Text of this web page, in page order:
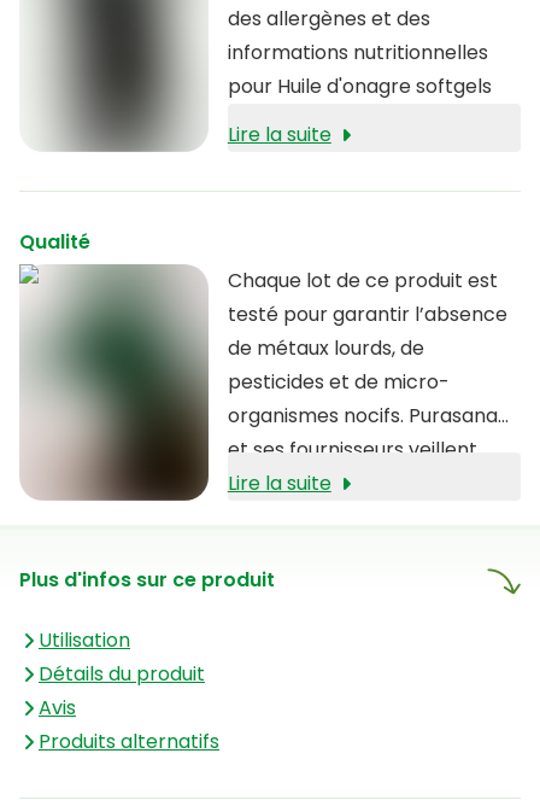
des allergènes et des
informations nutritionnelles
pour Huile d'onagre softgels
Lire la suite
Qualité
Chaque lot de ce produit est
testé pour garantir l’absence
de métaux lourds, de
pesticides et de micro-
organismes nocifs. Purasana
et ses fournisseurs veillent
rigoureusement à ne proposer
aux normes IFS. La qualité des
Lire la suite
Plus d'infos sur ce produit
Utilisation
Détails du produit
Avis
Produits alternatifs